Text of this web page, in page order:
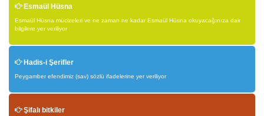
Esmaül Hüsna
Esmaül Hüsna mücizeleri ve ne zaman ne kadar Esmaül Hüsna okuyacağınıza dair
bilgilere yer veriliyor
Hadis-i Şerifler
Peygamber efendimiz (sav) sözlü ifadelerine yer veriliyor
Şifalı bitkiler